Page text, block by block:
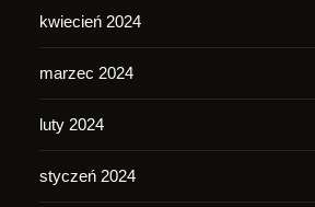
kwiecień 2024
marzec 2024
luty 2024
styczeń 2024